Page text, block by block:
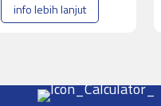
info lebih lanjut